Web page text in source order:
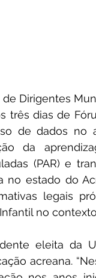
Dirigentes
três dias de
de dados no
da
(PAR) e
no estado do
legais
no
eleita da
acreana.